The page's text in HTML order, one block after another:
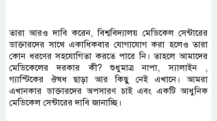
তারা আরও দাবি করেন, বিশ্ববিদ্যালয় মেডিকেল সেন্টারের
ডাক্তারদের সাথে একাধিকবার যোগাযোগ করা হলেও তারা
কোন ধরণের সহযোগিতা করতে পারে নি। তাহলে আমাদের
মেডিকেলের দরকার কী? শুধুমাত্র নাপা, স্যালাইন ,
গ্যাস্টিকের ঔষধ ছাড়া আর কিছু নেই এখানে। আমরা
এখানকার ডাক্তারদের অপসারণ চাই এবং একটি আধুনিক
মেডিকেল সেন্টারের দাবি জানাচ্ছি।